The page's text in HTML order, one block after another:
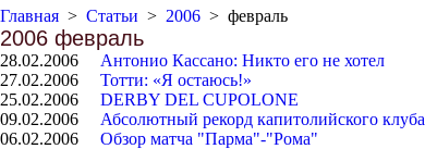
Главная > Статьи > 2006 > февраль
2006 февраль
28.02.2006 Антонио Кассано: Никто его не хотел
27.02.2006 Тотти: «Я остаюсь!»
25.02.2006 DERBY DEL CUPOLONE
09.02.2006 Абсолютный рекорд капитолийского клуба
06.02.2006 Обзор матча "Парма"-"Рома"